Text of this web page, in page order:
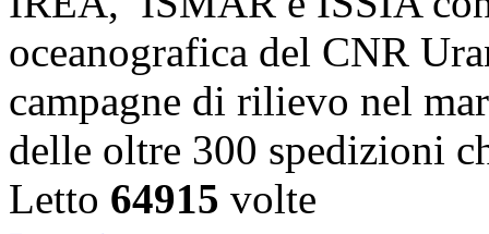
oceanografica del CNR
campagne di rilievo nel
delle oltre 300 spedizioni
Letto 64915 volte